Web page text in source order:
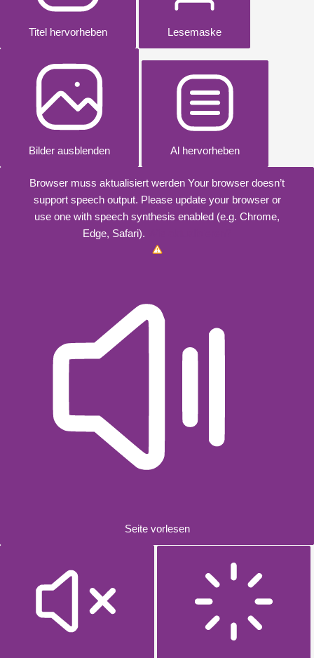
Titel hervorheben Lesemaske
Bilder ausblenden Al hervorheben
Browser muss aktualisiert werden Your browser doesn’t
support speech output. Please update your browser or
use one with speech synthesis enabled (e.g. Chrome,
Edge, Safari).
Seite vorlesen